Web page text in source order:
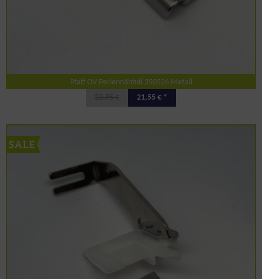
Pfaff OV Perlennähfuß 350526 Metall
21,55 € *